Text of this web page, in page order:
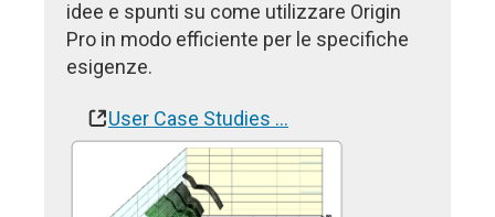
idee e spunti su come utilizzare Origin
Pro in modo efficiente per le specifiche
esigenze.
User Case Studies …